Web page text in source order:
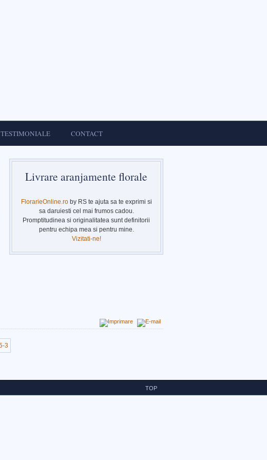
TESTIMONIALE CONTACT
Livrare aranjamente florale
FlorarieOnline.roby RS te ajuta sa te exprimi si
sa daruiesti cel mai frumos cadou.
Promptitudinea si originalitatea sunt definitorii
pentru echipa mea si pentru mine.
Vizitati-ne!
TOP